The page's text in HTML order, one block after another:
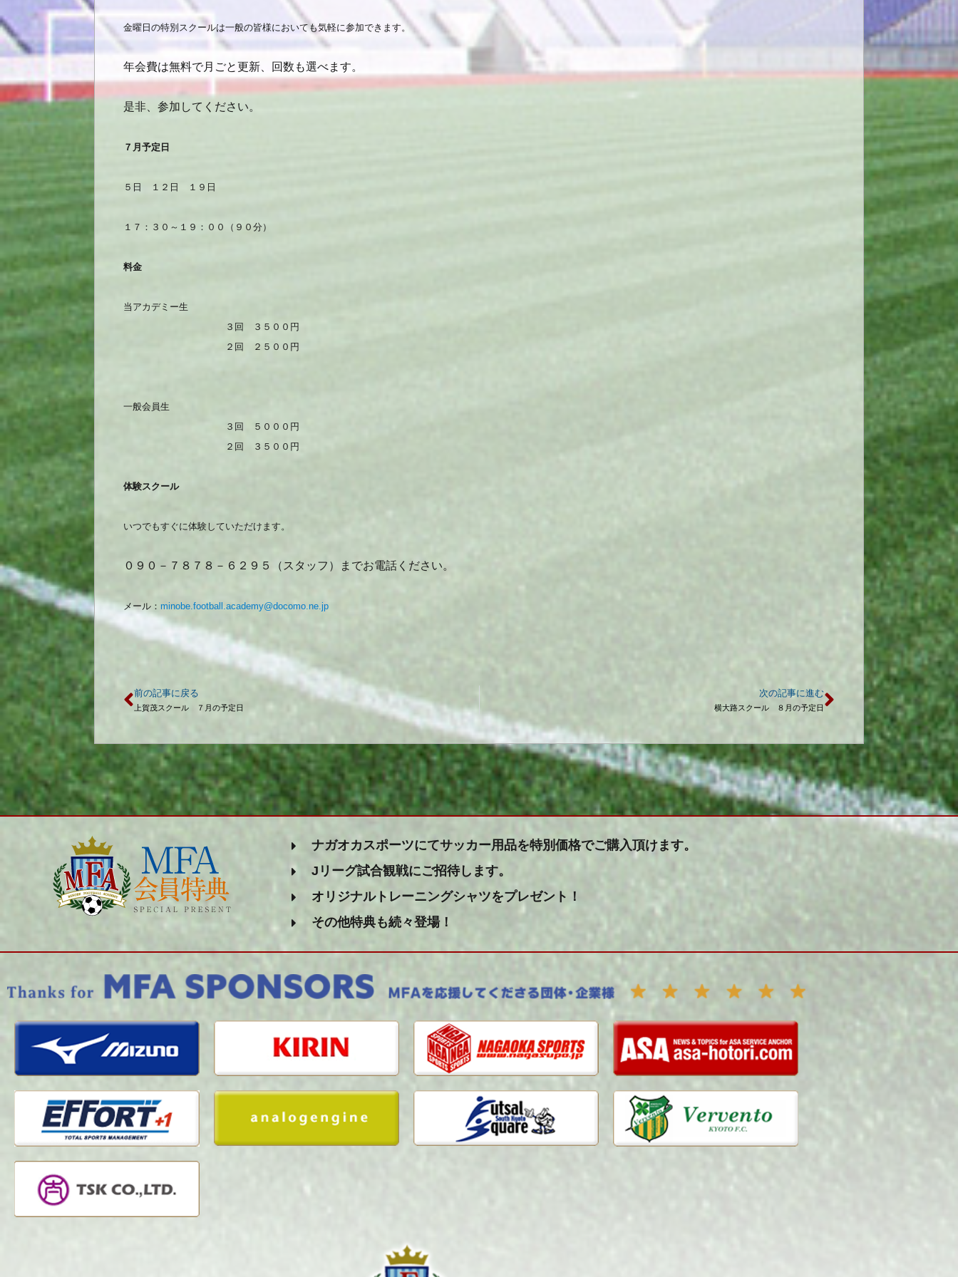
金曜日の特別スクールは一般の皆様においても気軽に参加できます。
年会費は無料で月ごと更新、回数も選べます。
是非、参加してください。
７月予定日
５日 １２日 １９日
１７：３０～１９：００（９０分）
料金
当アカデミー生
３回 ３５００円
２回 ２５００円
一般会員生
３回 ５０００円
２回 ３５００円
体験スクール
いつでもすぐに体験していただけます。
０９０－７８７８－６２９５（スタッフ）までお電話ください。
メール： minobe.football.academy@docomo.ne.jp
前の記事に戻る
上賀茂スクール ７月の予定日
次の記事に進む
横大路スクール ８月の予定日
ナガオカスポーツにてサッカー用品を特別価格でご購入頂けます。
Jリーグ試合観戦にご招待します。
オリジナルトレーニングシャツをプレゼント！
その他特典も続々登場！